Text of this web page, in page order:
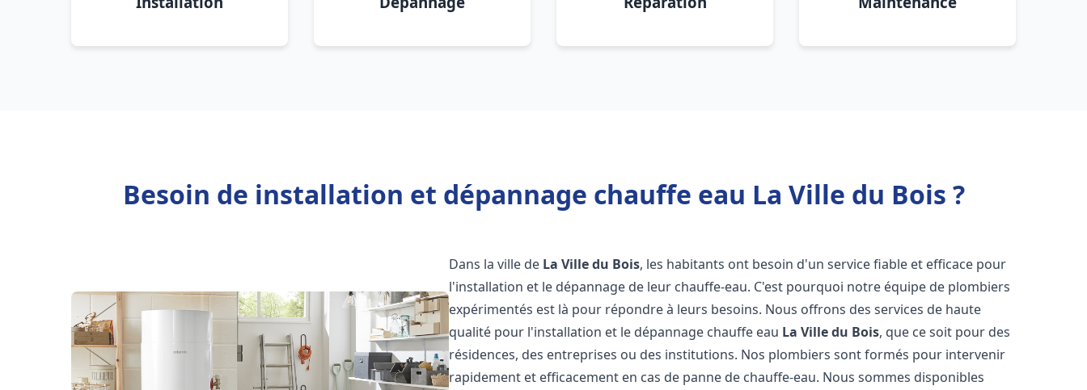
Besoin de installation et dépannage chauffe eau La Ville du Bois ?
Dans la ville de La Ville du Bois, les habitants ont besoin d'un service fiable et efficace pour
l'installation et le dépannage de leur chauffe-eau. C'est pourquoi notre équipe de plombiers
expérimentés est là pour répondre à leurs besoins. Nous offrons des services de haute
qualité pour l'installation et le dépannage chauffe eau La Ville du Bois, que ce soit pour des
résidences, des entreprises ou des institutions. Nos plombiers sont formés pour intervenir
rapidement et efficacement en cas de panne de chauffe-eau. Nous sommes disponibles